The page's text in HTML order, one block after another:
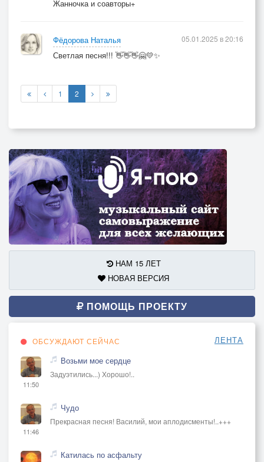
Жанночка и соавторы+
Фёдорова Наталья
Светлая песня!!! 👋👋👋🤗💛✨
05.01.2025 в 20:16
1 2
НАМ 15 ЛЕТ
НОВАЯ ВЕРСИЯ
ПОМОЩЬ ПРОЕКТУ
ОБСУЖДАЮТ СЕЙЧАС ЛЕНТА
11:50
Возьми мое сердце
Задуэтились...) Хорошо!..
11:46
Чудо
Прекрасная песня! Василий, мои аплодисменты!..+++
Катилась по асфальту